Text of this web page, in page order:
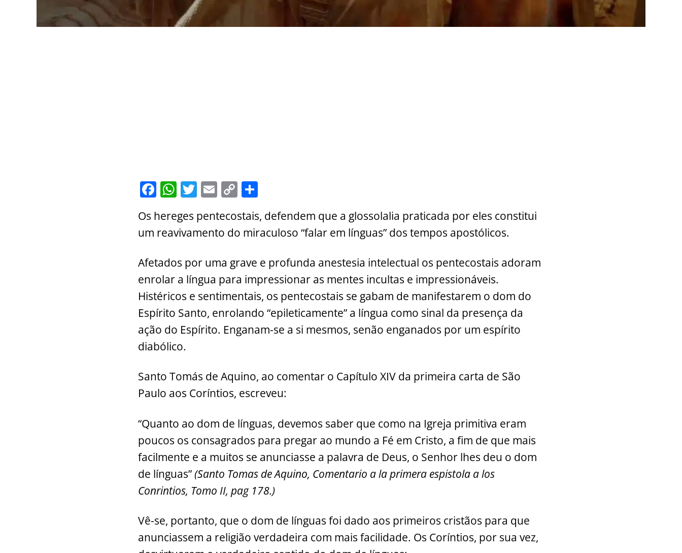
F
c
e
o
o
k
W
at
s
p
p
T
itt
er
E
ai
l
C
p
y
n
k
ar
e
Os hereges pentecostais, defendem que a glossolalia praticada por eles constitui
um reavivamento do miraculoso “falar em línguas” dos tempos apostólicos.
Afetados por uma grave e profunda anestesia intelectual os pentecostais adoram
enrolar a língua para impressionar as mentes incultas e impressionáveis.
Histéricos e sentimentais, os pentecostais se gabam de manifestarem o dom do
Espírito Santo, enrolando “epileticamente” a língua como sinal da presença da
ação do Espírito. Enganam-se a si mesmos, senão enganados por um espírito
diabólico.
Santo Tomás de Aquino, ao comentar o Capítulo XIV da primeira carta de São
Paulo aos Coríntios, escreveu:
“Quanto ao dom de línguas, devemos saber que como na Igreja primitiva eram
poucos os consagrados para pregar ao mundo a Fé em Cristo, a fim de que mais
facilmente e a muitos se anunciasse a palavra de Deus, o Senhor lhes deu o dom
de línguas”(Santo Tomas de Aquino, Comentario a la primera espistola a los
Conrintios, Tomo II, pag 178.)
Vê-se, portanto, que o dom de línguas foi dado aos primeiros cristãos para que
anunciassem a religião verdadeira com mais facilidade. Os Coríntios, por sua vez,